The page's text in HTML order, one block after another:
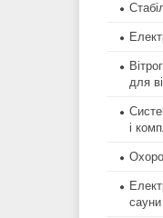
для
і
сауни